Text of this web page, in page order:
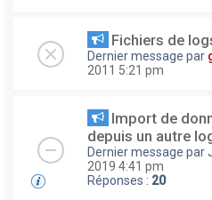
Fichiers de
Dernier message par
2011 5:21 pm
Import de
depuis un autre
Dernier message par
2019 4:41 pm
Réponses : 20